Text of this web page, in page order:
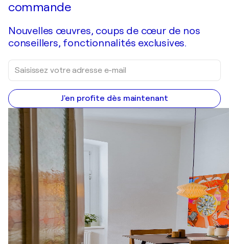
commande
Nouvelles œuvres, coups de cœur de nos
conseillers, fonctionnalités exclusives.
J'en profite dès maintenant